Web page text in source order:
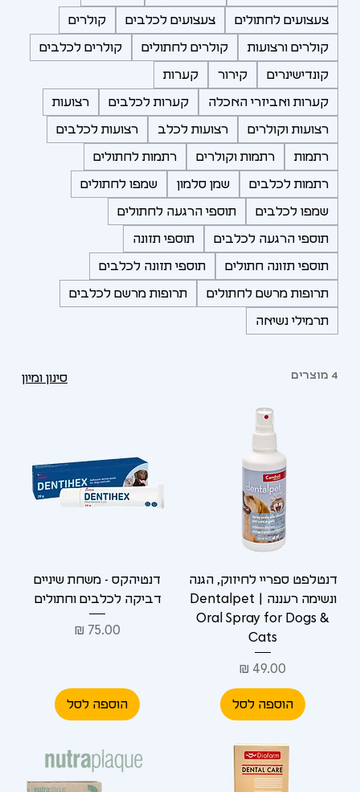
צעצועים לחתולים צעצועים לכלבים קולרים
קולרים ורצועות קולרים לחתולים קולרים לכלבים
קונדישינרים קירור קערות
קערות ואביזרי האכלה קערות לכלבים רצועות
רצועות וקולרים רצועות לכלב רצועות לכלבים
רתמות רתמות וקולרים רתמות לחתולים
רתמות לכלבים שמן סלמון שמפו לחתולים
שמפו לכלבים תוספי הרגעה לחתולים
תוספי הרגעה לכלבים תוספי תזונה
תוספי תזונה חתולים תוספי תזונה לכלבים
תרופות מרשם לחתולים תרופות מרשם לכלבים
תרמילי נשיאה
4 מוצרים סינון ומיון
דנטלפט ספריי לחיזוק, הגנה
ונשימה רעננה | Dentalpet
Oral Spray for Dogs &
Cats
מחיר
הוספה לסל
דנטיהקס - משחת שיניים
דביקה לכלבים וחתולים
מחיר
הוספה לסל